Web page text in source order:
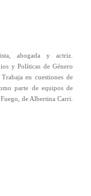
abogada y actriz.
y Políticas de Género
en cuestiones de
parte de equipos de
de Albertina Carri.